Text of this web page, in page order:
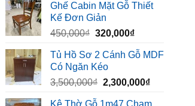
là:
2,500,000₫.
tại
Ghế Cabin Mặt Gỗ Thiết
Kế Đơn Giản
450,000₫ Giá
là:
450,000₫.
320,000₫Giá
tại
320,000₫.
Tủ Hồ Sơ 2 Cánh Gỗ MDF
Có Ngăn Kéo
3,500,000₫ Giá
2,300,000₫Giá
Kệ Thờ Gỗ 1m47 Chạm